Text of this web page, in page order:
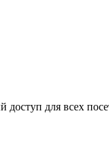
для всех